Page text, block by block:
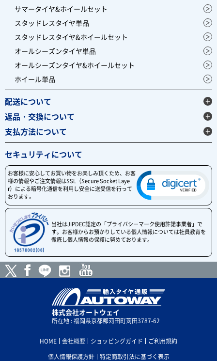
サマータイヤ&ホイールセット
スタッドレスタイヤ単品
スタッドレスタイヤ&ホイールセット
オールシーズンタイヤ単品
オールシーズンタイヤ&ホイールセット
ホイール単品
配送について
返品・交換について
支払方法について
セキュリティについて
お客様に安心してお買い物をお楽しみ頂くため、お客
様の情報やご注文情報はSSL（Secure Socket Laye
r）による暗号化通信を利用し安全に送受信を行って
おります。
当社はJIPDEC認定の「プライバシーマーク使用許諾事業者」で
す。お客様からお預かりしている個人情報については社員教育を
徹底し個人情報の保護に努めております。
株式会社オートウェイ
所在地 : 福岡県京都郡苅田町苅田3787-62
HOME 会社概要 ショッピングガイド
ご利用規約
個人情報保護方針
特定商取引法に基づく表示